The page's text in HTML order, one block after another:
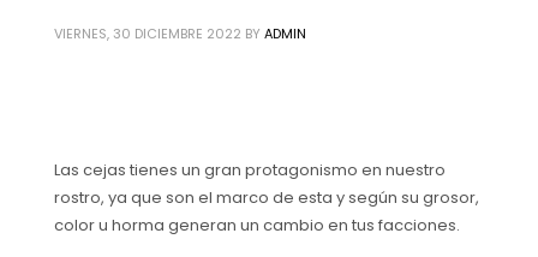
VIERNES, 30 DICIEMBRE 2022 BY ADMIN
Las cejas tienes un gran protagonismo en nuestro
rostro, ya que son el marco de esta y según su grosor,
color u horma generan un cambio en tus facciones.